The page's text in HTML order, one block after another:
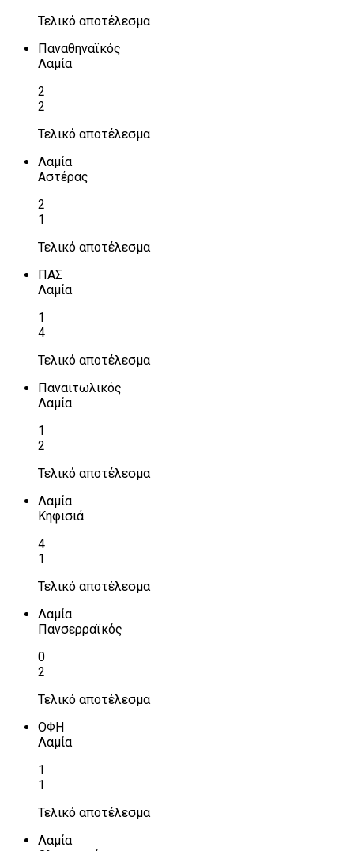
Τελικό αποτέλεσμα
Παναθηναϊκός
Λαμία
2
2
Τελικό αποτέλεσμα
Λαμία
Αστέρας
2
1
Τελικό αποτέλεσμα
ΠΑΣ
Λαμία
1
4
Τελικό αποτέλεσμα
Παναιτωλικός
Λαμία
1
2
Τελικό αποτέλεσμα
Λαμία
Κηφισιά
4
1
Τελικό αποτέλεσμα
Λαμία
Πανσερραϊκός
0
2
Τελικό αποτέλεσμα
ΟΦΗ
Λαμία
1
1
Τελικό αποτέλεσμα
Λαμία